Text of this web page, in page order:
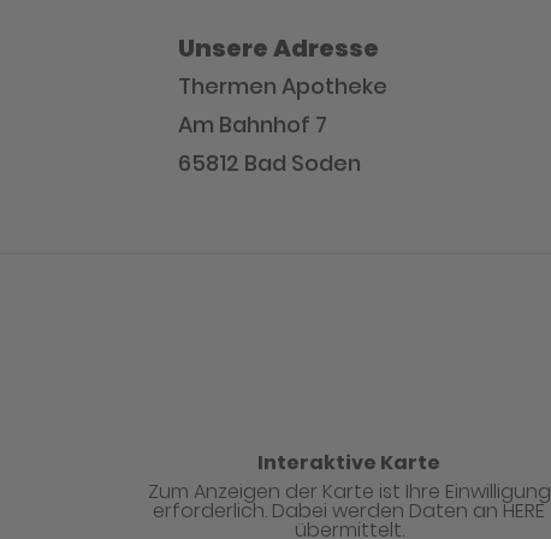
Unsere Adresse
Thermen Apotheke
Am Bahnhof 7
65812 Bad Soden
Interaktive Karte
Zum Anzeigen der Karte ist Ihre Einwilligung
erforderlich. Dabei werden Daten an HERE
übermittelt.